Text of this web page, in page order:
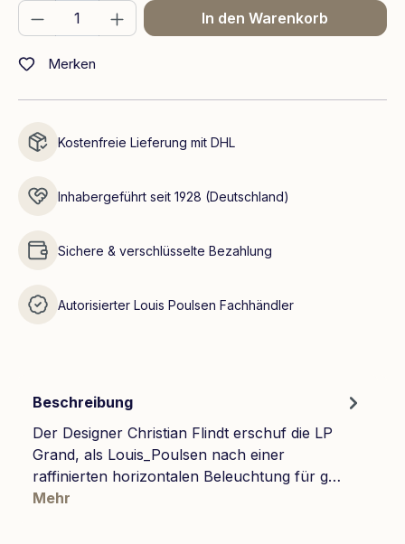
Produkt Anzahl: Gib den gewünschten
In den Warenkorb
Merken
Kostenfreie Lieferung mit DHL
Inhabergeführt seit 1928 (Deutschland)
Sichere & verschlüsselte Bezahlung
Autorisierter Louis Poulsen Fachhändler
Beschreibung
Der Designer Christian Flindt erschuf die LP
Grand, als Louis_Poulsen nach einer
raffinierten horizontalen Beleuchtung für g…
Mehr